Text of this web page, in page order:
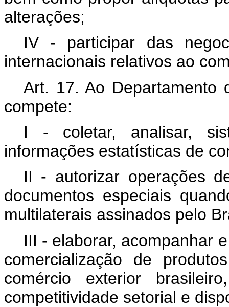
alterações;
IV - participar das
internacionais relativos ao
Art. 17. Ao Departamento
compete:
I - coletar, analisar,
informações estatísticas de
II - autorizar operações
documentos especiais
multilaterais assinados pelo
III - elaborar, acompanhar
comercialização de
comércio exterior
competitividade setorial e